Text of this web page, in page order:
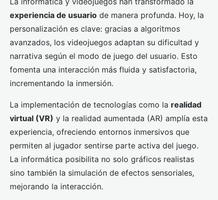
experiencia de usuario de manera profunda. Hoy, la
personalización es clave: gracias a algoritmos
avanzados, los videojuegos adaptan su dificultad y
narrativa según el modo de juego del usuario. Esto
fomenta una interacción más fluida y satisfactoria,
incrementando la inmersión.
La implementación de tecnologías como la realidad
virtual (VR) y la realidad aumentada (AR) amplía esta
experiencia, ofreciendo entornos inmersivos que
permiten al jugador sentirse parte activa del juego.
La informática posibilita no solo gráficos realistas
sino también la simulación de efectos sensoriales,
mejorando la interacción.